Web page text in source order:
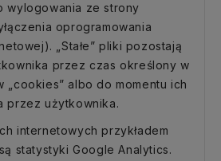
wylogowania ze strony
oprogramowania
„Stałe” pliki pozostają
przez czas określony w
„cookies” albo do momentu ich
przez użytkownika.
internetowych przykładem
statystyki Google Analytics.